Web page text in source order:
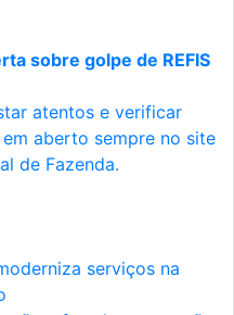
sobre golpe de REFIS
atentos e verificar
aberto sempre no site
de Fazenda.
serviços na